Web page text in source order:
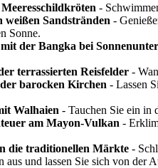
-
weißen Sandstränden -
Sonne.
der Bangka bei
terrassierten Reisfelder -
barocken Kirchen - Lassen
Walhaien - Tauchen Sie ein in
am Mayon-Vulkan -
die traditionellen Märkte -
aus und lassen Sie sich von der